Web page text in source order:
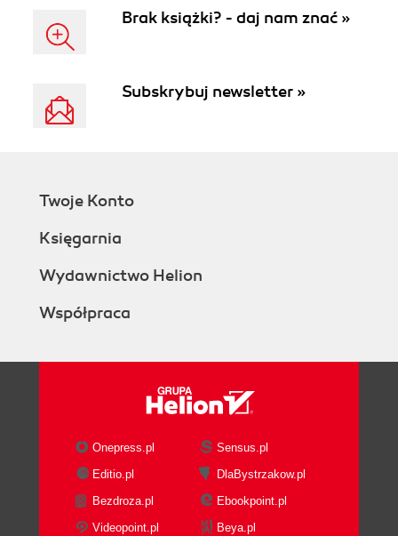
Brak książki? - daj nam znać »
Subskrybuj newsletter »
Twoje Konto
Księgarnia
Wydawnictwo Helion
Współpraca
Onepress.pl
Sensus.pl
Editio.pl
DlaBystrzakow.pl
Bezdroza.pl
Ebookpoint.pl
Videopoint.pl
Beya.pl